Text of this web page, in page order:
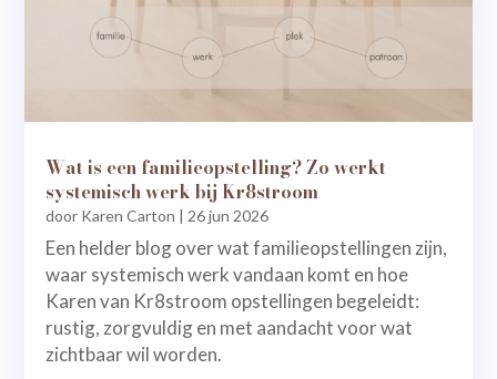
Wat is een familieopstelling? Zo werkt
systemisch werk bij Kr8stroom
door Karen Carton |26 jun 2026
Een helder blog over wat familieopstellingen zijn,
waar systemisch werk vandaan komt en hoe
Karen van Kr8stroom opstellingen begeleidt:
rustig, zorgvuldig en met aandacht voor wat
zichtbaar wil worden.